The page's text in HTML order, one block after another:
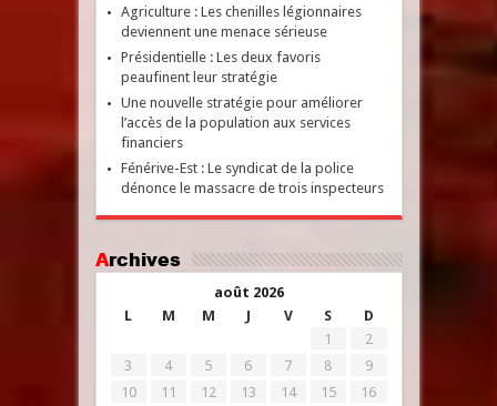
Agriculture : Les chenilles légionnaires
deviennent une menace sérieuse
Présidentielle : Les deux favoris
peaufinent leur stratégie
Une nouvelle stratégie pour améliorer
l’accès de la population aux services
financiers
Fénérive-Est : Le syndicat de la police
dénonce le massacre de trois inspecteurs
Archives
août 2026
L
M M J V S D
1
2
3
4 5 6 7 8
9
10
11 12 13 14 15
16